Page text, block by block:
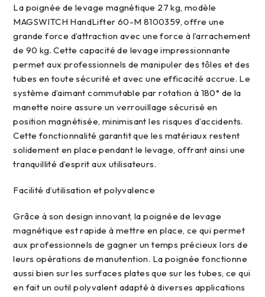
La poignée de levage magnétique 27 kg, modèle
MAGSWITCH HandLifter 60-M 8100359, offre une
grande force d’attraction avec une force à l’arrachement
de 90 kg. Cette capacité de levage impressionnante
permet aux professionnels de manipuler des tôles et des
tubes en toute sécurité et avec une efficacité accrue. Le
système d’aimant commutable par rotation à 180° de la
manette noire assure un verrouillage sécurisé en
position magnétisée, minimisant les risques d’accidents.
Cette fonctionnalité garantit que les matériaux restent
solidement en place pendant le levage, offrant ainsi une
tranquillité d’esprit aux utilisateurs.
facilité d’utilisation et polyvalence
Grâce à son design innovant, la poignée de levage
magnétique est rapide à mettre en place, ce qui permet
aux professionnels de gagner un temps précieux lors de
leurs opérations de manutention. La poignée fonctionne
aussi bien sur les surfaces plates que sur les tubes, ce qui
en fait un outil polyvalent adapté à diverses applications